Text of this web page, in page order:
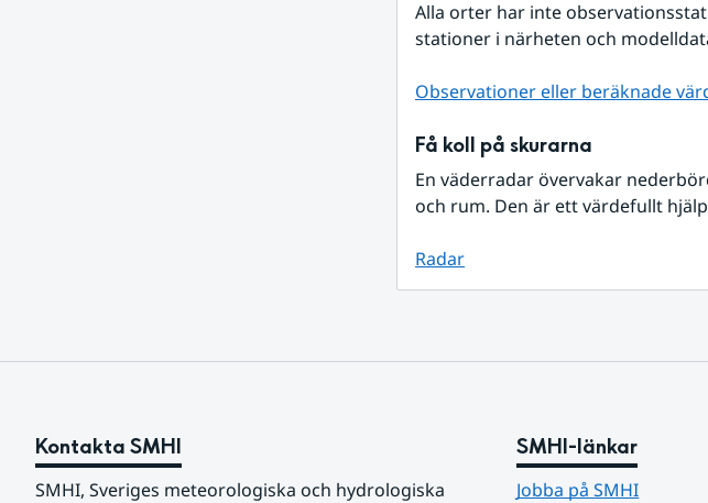
Alla orter har inte
stationer i närheten och
Observationer eller beräknade
Få koll på skurarna
En väderradar övervakar
och rum. Den är ett värdefullt
Radar
Kontakta SMHI
SMHI, Sveriges meteorologiska och hydrologiska
SMHI-länkar
Jobba på SMHI